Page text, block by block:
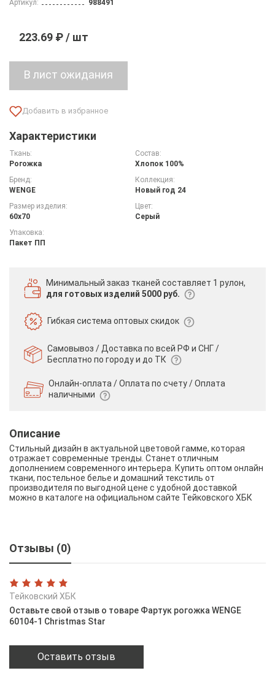
Артикул: 988491
223.69 ₽ / шт
Характеристики
Ткань:
Рогожка
Состав:
Хлопок 100%
Бренд:
WENGE
Коллекция:
Новый год 24
Размер изделия:
60х70
Цвет:
Серый
Упаковка:
Пакет ПП
Минимальный заказ тканей составляет 1 рулон,
для готовых изделий 5000 руб.
Гибкая системаоптовых скидок
Самовывоз / Доставка по всей РФ и СНГ /
Бесплатно по городу и до ТК
Онлайн-оплата / Оплата по счету /Оплата
наличными
Описание
Стильный дизайн в актуальной цветовой гамме, которая
отражает современные тренды. Станет отличным
дополнением современного интерьера. Купить оптом онлайн
ткани, постельное белье и домашний текстиль от
производителя по выгодной цене с удобной доставкой
можно в каталоге на официальном сайте Тейковского ХБК
Отзывы (0)
Тейковский ХБК
Оставьте свой отзыв о товаре Фартук рогожка WENGE
60104-1 Christmas Star
Оставить отзыв